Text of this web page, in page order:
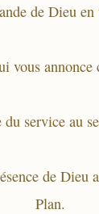
de Dieu en
vous annonce
du service au
de Dieu
Plan.